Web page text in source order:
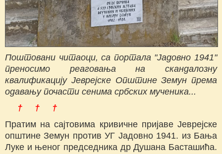
Поштовани читаоци, са портала "Јадовно 1941"
преносимо реаговања на скандалозну
квалификацију Јеврејске Општине Земун према
одавању почасти сенима србских мученика...
† † †
Пратим на сајтовима кривичне пријаве Јеврејске
општине Земун против УГ Јадовно 1941. из Бања
Луке и њеног председника др Душана Басташића.